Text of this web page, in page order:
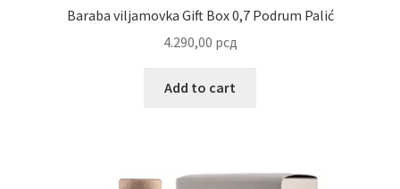
Baraba viljamovka Gift Box 0,7 Podrum Palić
4.290,00 рсд
Add to cart